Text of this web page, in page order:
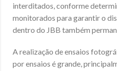
interditados, conforme
monitorados para garantir o
dentro do JBB também
A realização de ensaios
por ensaios é grande,